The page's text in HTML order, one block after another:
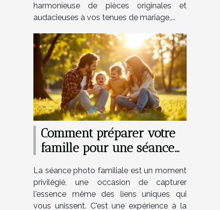
harmonieuse de pièces originales et
audacieuses à vos tenues de mariage,...
Comment préparer votre
famille pour une séance
La séance photo familiale est un moment
privilégié, une occasion de capturer
l'essence même des liens uniques qui
vous unissent. C'est une expérience à la